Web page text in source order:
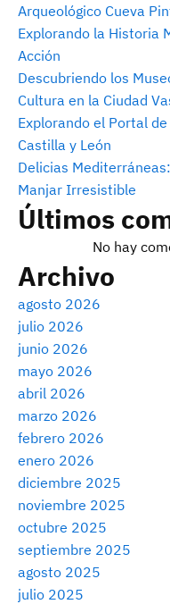
Arqueológico Cueva
Explorando la Historia
Acción
Descubriendo los
Cultura en la Ciudad
Explorando el Portal
Castilla y León
Delicias
Manjar Irresistible
Últimos
No hay
Archivo
agosto 2026
julio 2026
junio 2026
mayo 2026
abril 2026
marzo 2026
febrero 2026
enero 2026
diciembre 2025
noviembre 2025
octubre 2025
septiembre 2025
agosto 2025
julio 2025